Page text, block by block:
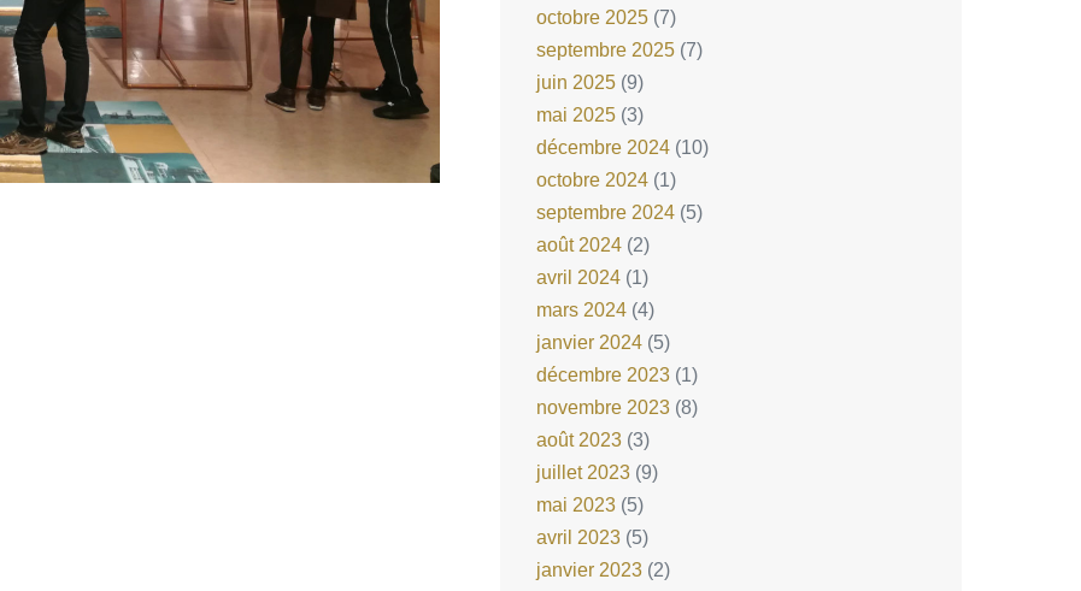
octobre 2025(7)
septembre 2025(7)
juin 2025(9)
mai 2025(3)
décembre 2024(10)
octobre 2024(1)
septembre 2024(5)
août 2024(2)
avril 2024(1)
mars 2024(4)
janvier 2024(5)
décembre 2023(1)
novembre 2023(8)
août 2023(3)
juillet 2023(9)
mai 2023(5)
avril 2023(5)
janvier 2023(2)